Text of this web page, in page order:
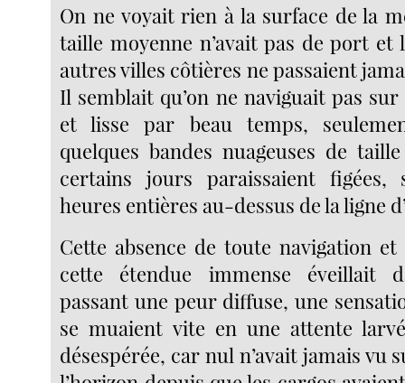
On ne voyait rien à la surface de la
taille moyenne n’avait pas de port et
autres villes côtières ne passaient
Il semblait qu’on ne naviguait pas
et lisse par beau temps,
quelques bandes nuageuses de
certains jours paraissaient figées,
heures entières au-dessus de la ligne
Cette absence de toute navigation
cette étendue immense éveillait
passant une peur diffuse, une
se muaient vite en une attente
désespérée, car nul n’avait jamais vu